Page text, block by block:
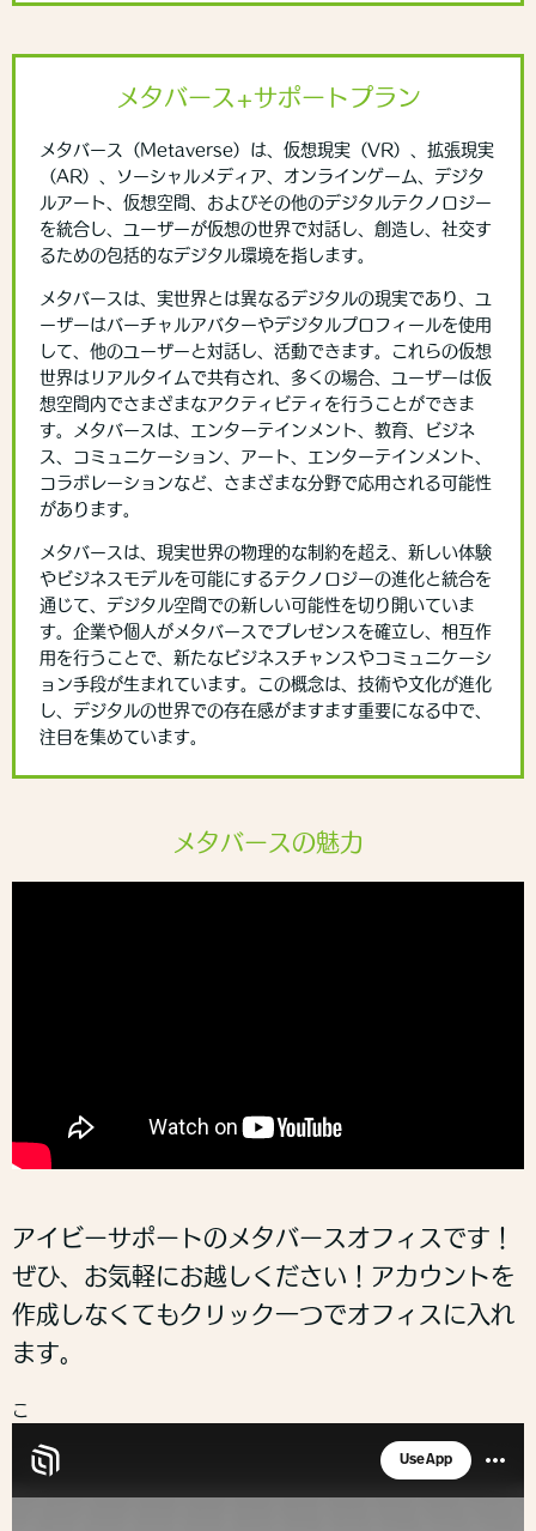
メタバース+サポートプラン
メタバース（Metaverse）は、仮想現実（VR）、拡張現実
（AR）、ソーシャルメディア、オンラインゲーム、デジタ
ルアート、仮想空間、およびその他のデジタルテクノロジー
を統合し、ユーザーが仮想の世界で対話し、創造し、社交す
るための包括的なデジタル環境を指します。
メタバースは、実世界とは異なるデジタルの現実であり、ユ
ーザーはバーチャルアバターやデジタルプロフィールを使用
して、他のユーザーと対話し、活動できます。これらの仮想
世界はリアルタイムで共有され、多くの場合、ユーザーは仮
想空間内でさまざまなアクティビティを行うことができま
す。メタバースは、エンターテインメント、教育、ビジネ
ス、コミュニケーション、アート、エンターテインメント、
コラボレーションなど、さまざまな分野で応用される可能性
があります。
メタバースは、現実世界の物理的な制約を超え、新しい体験
やビジネスモデルを可能にするテクノロジーの進化と統合を
通じて、デジタル空間での新しい可能性を切り開いていま
す。企業や個人がメタバースでプレゼンスを確立し、相互作
用を行うことで、新たなビジネスチャンスやコミュニケーシ
ョン手段が生まれています。この概念は、技術や文化が進化
し、デジタルの世界での存在感がますます重要になる中で、
注目を集めています。
メタバースの魅力
アイビーサポートのメタバースオフィスです！
ぜひ、お気軽にお越しください！アカウントを
作成しなくてもクリック一つでオフィスに入れ
ます。
こ